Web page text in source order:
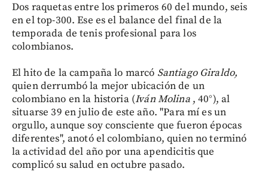
Dos raquetas entre los primeros 60 del mundo, seis
en el top-300. Ese es el balance del final de la
temporada de tenis profesional para los
colombianos.
El hito de la campaña lo marcó Santiago Giraldo,
quien derrumbó la mejor ubicación de un
colombiano en la historia (Iván Molina, 40°), al
situarse 39 en julio de este año. "Para mí es un
orgullo, aunque soy consciente que fueron épocas
diferentes", anotó el colombiano, quien no terminó
la actividad del año por una apendicitis que
complicó su salud en octubre pasado.